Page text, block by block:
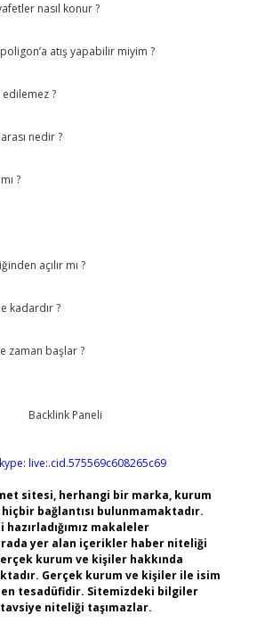
nasıl konur ?
atış yapabilir miyim ?
?
nedir ?
?
açılır mı ?
kadardır ?
zaman başlar ?
live:.cid.575569c608265c69
sitesi, herhangi bir marka, kurum
bağlantısı bulunmamaktadır.
makaleler
yer alan içerikler haber niteliği
kurum ve kişiler hakkında
Gerçek kurum ve kişiler ile isim
tesadüfidir. Sitemizdeki bilgiler
niteliği taşımazlar.